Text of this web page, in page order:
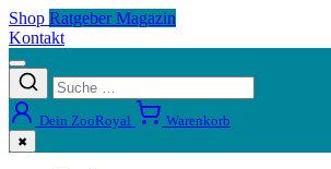
Shop Ratgeber Magazin
Kontakt
Dein ZooRoyal Warenkorb
✖